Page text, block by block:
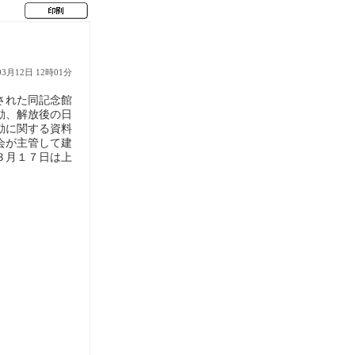
月12日 12時01分
れた同記念館
、解放後の日
に関する資料
が主管して建
月１７日は上